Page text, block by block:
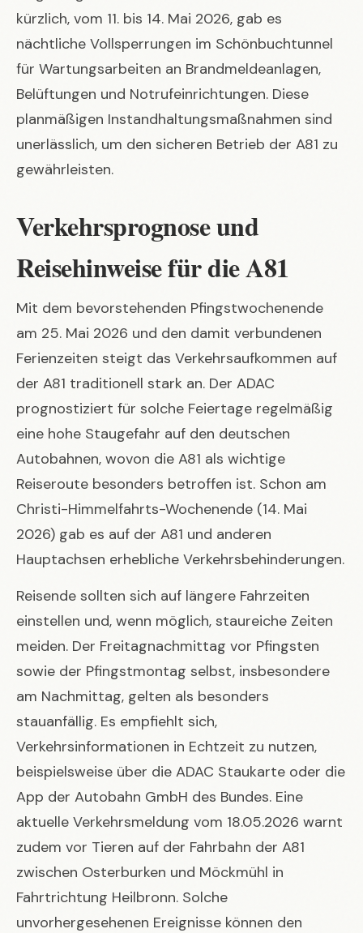
kürzlich, vom 11. bis 14. Mai 2026, gab es
nächtliche Vollsperrungen im Schönbuchtunnel
für Wartungsarbeiten an Brandmeldeanlagen,
Belüftungen und Notrufeinrichtungen. Diese
planmäßigen Instandhaltungsmaßnahmen sind
unerlässlich, um den sicheren Betrieb der A81 zu
gewährleisten.
Verkehrsprognose und
Reisehinweise für die A81
Mit dem bevorstehenden Pfingstwochenende
am 25. Mai 2026 und den damit verbundenen
Ferienzeiten steigt das Verkehrsaufkommen auf
der A81 traditionell stark an. Der ADAC
prognostiziert für solche Feiertage regelmäßig
eine hohe Staugefahr auf den deutschen
Autobahnen, wovon die A81 als wichtige
Reiseroute besonders betroffen ist. Schon am
Christi-Himmelfahrts-Wochenende (14. Mai
2026) gab es auf der A81 und anderen
Hauptachsen erhebliche Verkehrsbehinderungen.
Reisende sollten sich auf längere Fahrzeiten
einstellen und, wenn möglich, staureiche Zeiten
meiden. Der Freitagnachmittag vor Pfingsten
sowie der Pfingstmontag selbst, insbesondere
am Nachmittag, gelten als besonders
stauanfällig. Es empfiehlt sich,
Verkehrsinformationen in Echtzeit zu nutzen,
beispielsweise über die ADAC Staukarte oder die
App der Autobahn GmbH des Bundes. Eine
aktuelle Verkehrsmeldung vom 18.05.2026 warnt
zudem vor Tieren auf der Fahrbahn der A81
zwischen Osterburken und Möckmühl in
Fahrtrichtung Heilbronn. Solche
unvorhergesehenen Ereignisse können den